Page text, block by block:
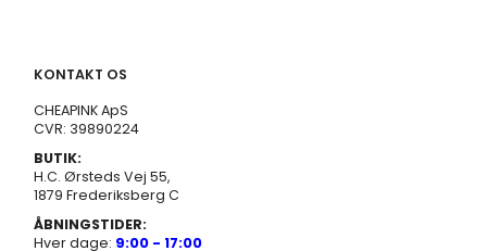
KONTAKT OS
CHEAPINK ApS
CVR: 39890224
BUTIK:
H.C. Ørsteds Vej 55,
1879 Frederiksberg C
ÅBNINGSTIDER:
Hver dage: 9:00 - 17:00